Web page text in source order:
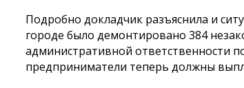
Подробно докладчик разъяснила и
городе было демонтировано 384
административной ответственности
предприниматели теперь должны